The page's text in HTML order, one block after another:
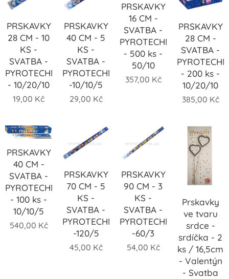
PRSKAVKY
28 CM - 10
KS -
SVATBA -
PYROTECHNIKA
- 10/20/10
19,00 Kč
PRSKAVKY
40 CM - 5
KS -
SVATBA -
PYROTECHNIKA
-10/10/5
29,00 Kč
PRSKAVKY
16 CM -
SVATBA -
PYROTECHNIKA
- 500 ks -
50/10
357,00 Kč
PRSKAVKY
28 CM -
SVATBA -
- 200 ks -
10/20/10
385,00 Kč
PRSKAVKY
40 CM -
SVATBA -
PYROTECHNIKA
- 100 ks -
10/10/5
540,00 Kč
PRSKAVKY
70 CM - 5
KS -
SVATBA -
PYROTECHNIKA
-120/5
45,00 Kč
PRSKAVKY
90 CM - 3
KS -
SVATBA -
PYROTECHNIKA
-60/3
54,00 Kč
Prskavky
ve tvaru
srdce -
srdíčka - 2
ks / 16,5cm
- Valentýn
- Svatba